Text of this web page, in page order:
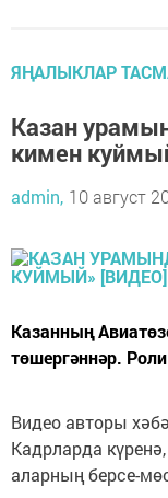
ЯҢАЛЫКЛАР
Казан
кимен
admin, 10 август
Казанның
төшергәннәр.
Видео авторы
Кадрларда
аларның берсе-